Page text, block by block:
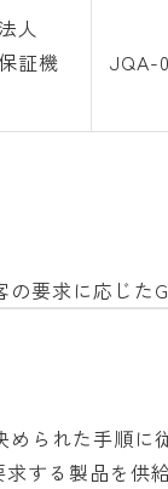
人
証機
JQA-
要求に応じた
られた手順に
する製品を供